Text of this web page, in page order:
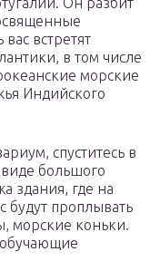
встретят
в том числе
морские
Индийского
спуститесь в
большого
здания, где на
будут проплывать
морские коньки.